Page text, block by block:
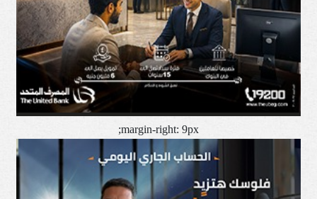
margin-right: 9px;